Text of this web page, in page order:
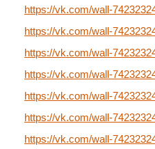
https://vk.com/wall-
https://vk.com/wall-
https://vk.com/wall-
https://vk.com/wall-
https://vk.com/wall-
https://vk.com/wall-
https://vk.com/wall-